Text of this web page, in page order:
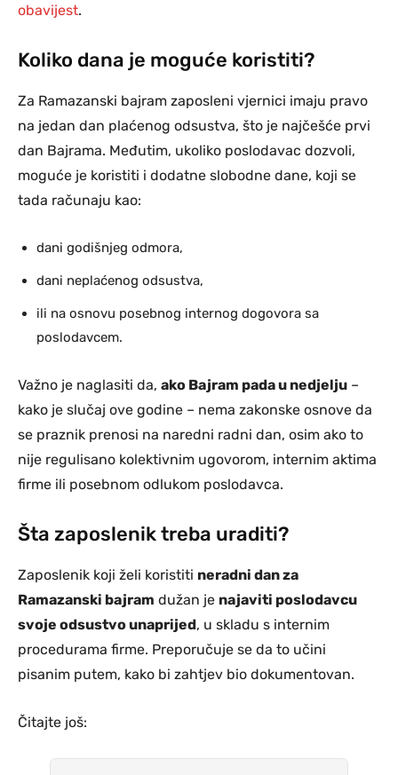
obavijest.
Koliko dana je moguće koristiti?
Za Ramazanski bajram zaposleni vjernici imaju pravo
na jedan dan plaćenog odsustva, što je najčešće prvi
dan Bajrama. Međutim, ukoliko poslodavac dozvoli,
moguće je koristiti i dodatne slobodne dane, koji se
tada računaju kao:
dani godišnjeg odmora,
dani neplaćenog odsustva,
ili na osnovu posebnog internog dogovora sa
poslodavcem.
Važno je naglasiti da, ako Bajram pada u nedjelju –
kako je slučaj ove godine – nema zakonske osnove da
se praznik prenosi na naredni radni dan, osim ako to
nije regulisano kolektivnim ugovorom, internim aktima
firme ili posebnom odlukom poslodavca.
Šta zaposlenik treba uraditi?
Zaposlenik koji želi koristiti neradni dan za
Ramazanski bajram dužan je najaviti poslodavcu
svoje odsustvo unaprijed, u skladu s internim
procedurama firme. Preporučuje se da to učini
pisanim putem, kako bi zahtjev bio dokumentovan.
Čitajte još: